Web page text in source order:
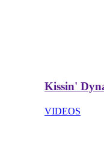
Kissin'
VIDEOS